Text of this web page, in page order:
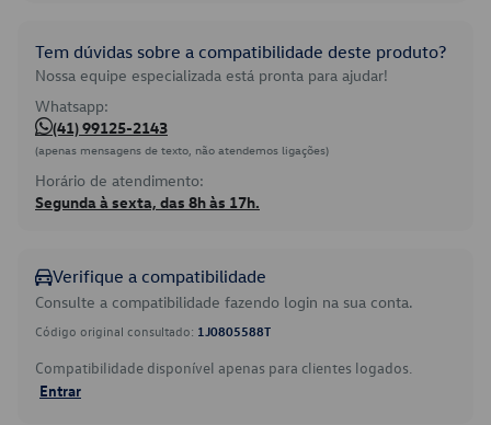
Tem dúvidas sobre a compatibilidade deste produto?
Nossa equipe especializada está pronta para ajudar!
Whatsapp:
(41) 99125-2143
(apenas mensagens de texto, não atendemos ligações)
Horário de atendimento:
Segunda à sexta, das 8h às 17h.
Verifique a compatibilidade
Consulte a compatibilidade fazendo login na sua conta.
Código original consultado: 1J0805588T
Compatibilidade disponível apenas para clientes logados.
Entrar